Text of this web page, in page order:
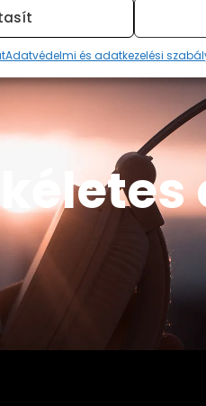
Adatvédelmi és adatkezelési